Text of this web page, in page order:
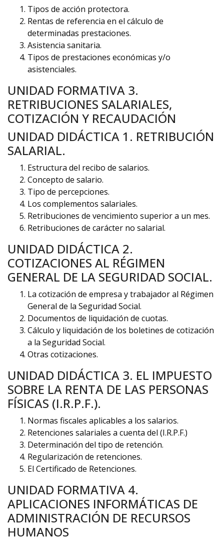
Tipos de acción protectora.
Rentas de referencia en el cálculo de
determinadas prestaciones.
Asistencia sanitaria.
Tipos de prestaciones económicas y/o
asistenciales.
UNIDAD FORMATIVA 3.
RETRIBUCIONES SALARIALES,
COTIZACIÓN Y RECAUDACIÓN
UNIDAD DIDÁCTICA 1. RETRIBUCIÓN
SALARIAL.
Estructura del recibo de salarios.
Concepto de salario.
Tipo de percepciones.
Los complementos salariales.
Retribuciones de vencimiento superior a un mes.
Retribuciones de carácter no salarial.
UNIDAD DIDÁCTICA 2.
COTIZACIONES AL RÉGIMEN
GENERAL DE LA SEGURIDAD SOCIAL.
La cotización de empresa y trabajador al Régimen
General de la Seguridad Social.
Documentos de liquidación de cuotas.
Cálculo y liquidación de los boletines de cotización
a la Seguridad Social.
Otras cotizaciones.
UNIDAD DIDÁCTICA 3. EL IMPUESTO
SOBRE LA RENTA DE LAS PERSONAS
FÍSICAS (I.R.P.F.).
Normas fiscales aplicables a los salarios.
Retenciones salariales a cuenta del (I.R.P.F.)
Determinación del tipo de retención.
Regularización de retenciones.
El Certificado de Retenciones.
UNIDAD FORMATIVA 4.
APLICACIONES INFORMÁTICAS DE
ADMINISTRACIÓN DE RECURSOS
HUMANOS